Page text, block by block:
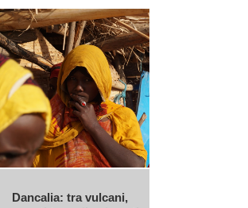
Dancalia: tra vulcani,